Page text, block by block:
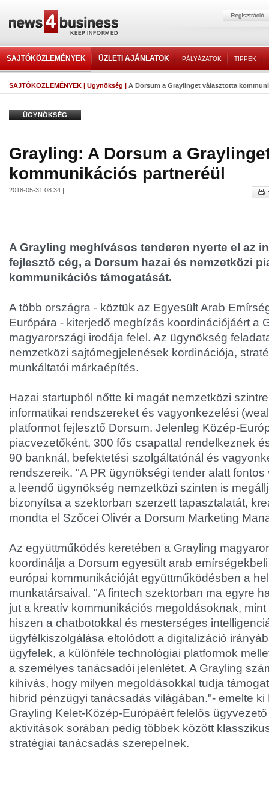
SAJTÓKÖZLEMÉNYEK ÜZLETI AJÁNLATOK PÁLYÁZATOK TIPPEK
SAJTÓKÖZLEMÉNYEK | Ügynökség | A Dorsum a Graylinget választotta
ÜGYNÖKSÉG
Grayling: A Dorsum a
kommunikációs partneréül
2018-05-31 08:34 |
A Grayling meghívásos tenderen nyerte el az
fejlesztő cég, a Dorsum hazai és nemzetközi
kommunikációs támogatását.
A több országra - köztük az Egyesült Arab
Európára - kiterjedő megbízás koordinációjáért a
magyarországi irodája felel. Az ügynökség
nemzetközi sajtómegjelenések kordinációja,
munkáltatói márkaépítés.
Hazai startupból nőtte ki magát nemzetközi
informatikai rendszereket és vagyonkezelési
platformot fejlesztő Dorsum. Jelenleg Közép-
piacvezetőként, 300 fős csapattal rendelkeznek
90 banknál, befektetési szolgáltatónál és
rendszereik. "A PR ügynökségi tender alatt
a leendő ügynökség nemzetközi szinten is
bizonyítsa a szektorban szerzett tapasztalatát,
mondta el Szőcei Olivér a Dorsum Marketing
Az együttműködés keretében a Grayling
koordinálja a Dorsum egyesült arab
európai kommunikációját együttműködésben a
munkatársaival. "A fintech szektorban ma egyre
jut a kreatív kommunikációs megoldásoknak,
hiszen a chatbotokkal és mesterséges
ügyfélkiszolgálása eltolódott a digitalizáció
ügyfelek, a különféle technológiai platformok
a személyes tanácsadói jelenlétet. A Grayling
kihívás, hogy milyen megoldásokkal tudja
hibrid pénzügyi tanácsadás világában."- emelte ki
Grayling Kelet-Közép-Európáért felelős
aktivitások sorában pedig többek között
stratégiai tanácsadás szerepelnek.